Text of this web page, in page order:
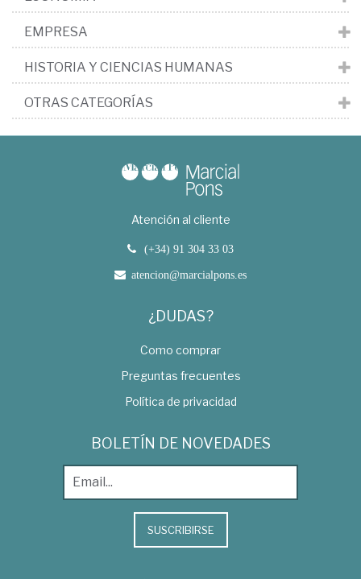
EMPRESA
HISTORIA Y CIENCIAS HUMANAS
OTRAS CATEGORÍAS
Atención al cliente
(+34) 91 304 33 03
atencion@marcialpons.es
¿DUDAS?
Como comprar
Preguntas frecuentes
Política de privacidad
BOLETÍN DE NOVEDADES
SUSCRIBIRSE